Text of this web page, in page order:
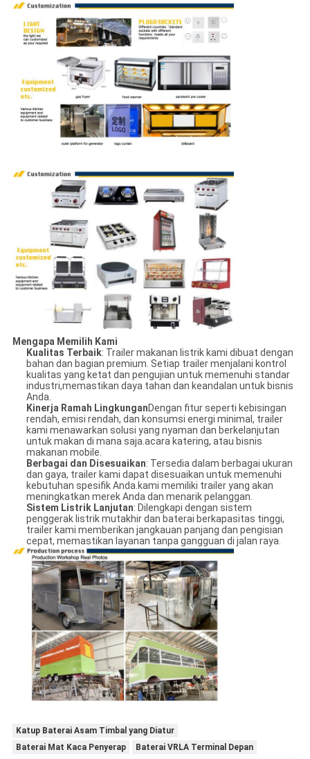
Mengapa Memilih Kami
Kualitas Terbaik: Trailer makanan listrik kami dibuat dengan
bahan dan bagian premium. Setiap trailer menjalani kontrol
kualitas yang ketat dan pengujian untuk memenuhi standar
industri,memastikan daya tahan dan keandalan untuk bisnis
Anda.
Kinerja Ramah LingkunganDengan fitur seperti kebisingan
rendah, emisi rendah, dan konsumsi energi minimal, trailer
kami menawarkan solusi yang nyaman dan berkelanjutan
untuk makan di mana saja.acara katering, atau bisnis
makanan mobile.
Berbagai dan Disesuaikan: Tersedia dalam berbagai ukuran
dan gaya, trailer kami dapat disesuaikan untuk memenuhi
kebutuhan spesifik Anda.kami memiliki trailer yang akan
meningkatkan merek Anda dan menarik pelanggan.
Sistem Listrik Lanjutan: Dilengkapi dengan sistem
penggerak listrik mutakhir dan baterai berkapasitas tinggi,
trailer kami memberikan jangkauan panjang dan pengisian
cepat, memastikan layanan tanpa gangguan di jalan raya.
Katup Baterai Asam Timbal yang Diatur
Baterai Mat Kaca Penyerap
Baterai VRLA Terminal Depan